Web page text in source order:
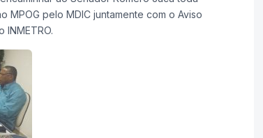
pelo MDIC juntamente com o Aviso